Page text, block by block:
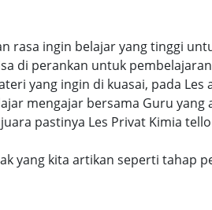
rasa ingin belajar yang tinggi
di perankan untuk
yang ingin di kuasai, pada Les
mengajar bersama Guru yang
pastinya Les Privat Kimia
yang kita artikan seperti tahap